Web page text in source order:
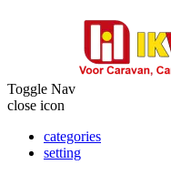
Toggle Nav
close icon
categories
setting